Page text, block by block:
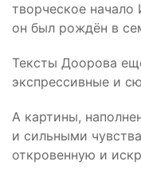
творческое начало
он был рождён в
Тексты Доорова
экспрессивные и
А картины,
и сильными
откровенную и